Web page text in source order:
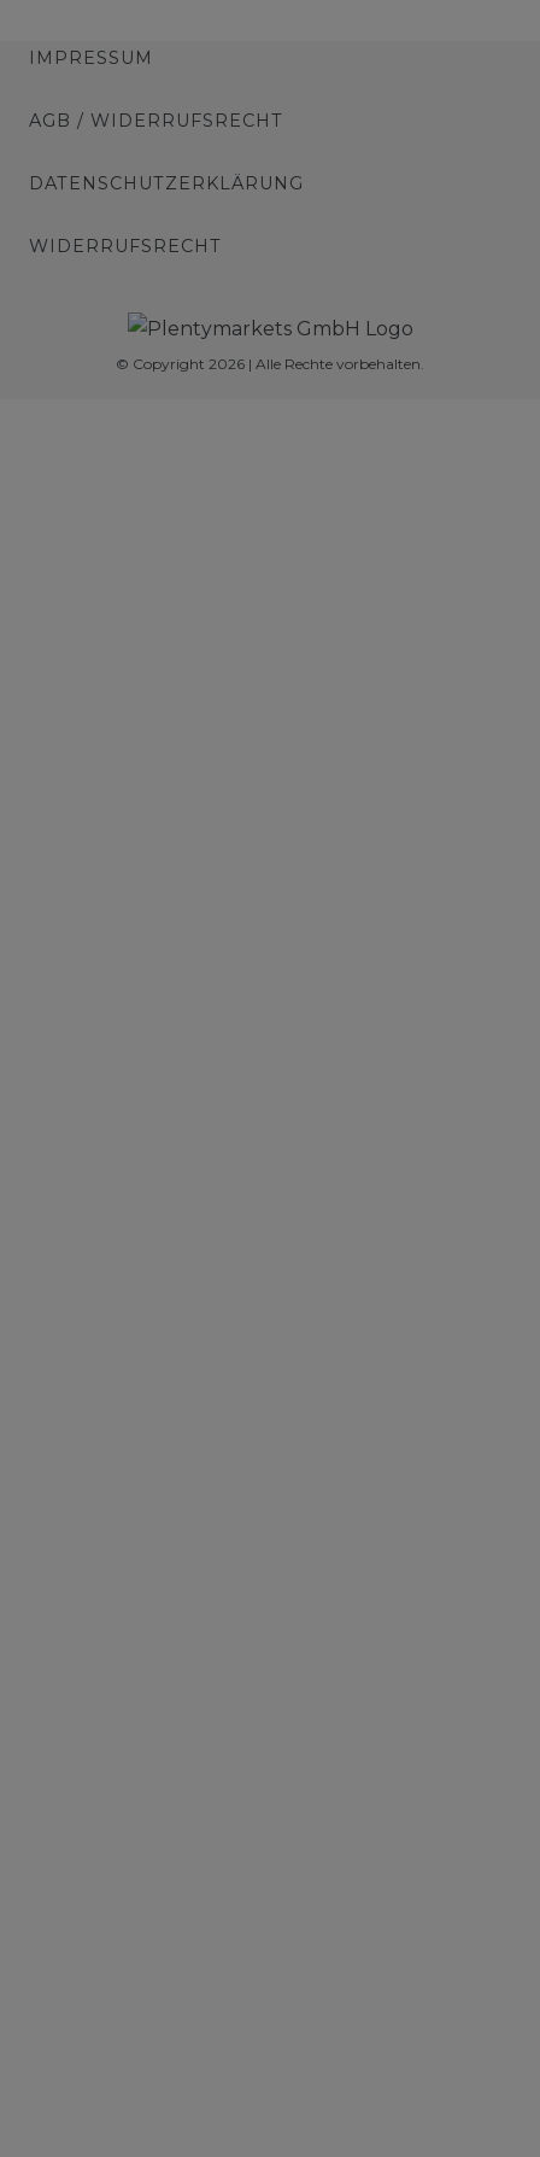
IMPRESSUM
AGB / WIDERRUFSRECHT
DATENSCHUTZERKLÄRUNG
WIDERRUFSRECHT
© Copyright 2026 | Alle Rechte vorbehalten.